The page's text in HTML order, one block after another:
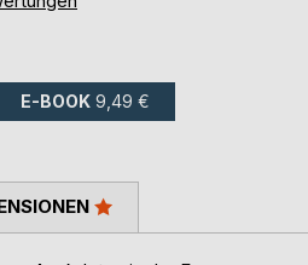
E-BOOK 9,49 €